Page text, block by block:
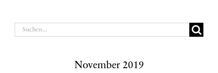
Suche
November 2019